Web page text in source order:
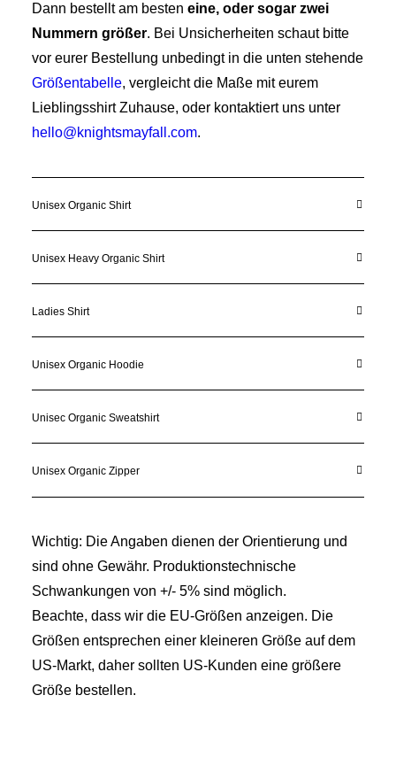
Dann bestellt am besten eine, oder sogar zwei
Nummern größer. Bei Unsicherheiten schaut bitte
vor eurer Bestellung unbedingt in die unten stehende
Größentabelle, vergleicht die Maße mit eurem
Lieblingsshirt Zuhause, oder kontaktiert uns unter
hello@knightsmayfall.com.
Unisex Organic Shirt
Unisex Heavy Organic Shirt
Ladies Shirt
Unisex Organic Hoodie
Unisec Organic Sweatshirt
Unisex Organic Zipper
Wichtig: Die Angaben dienen der Orientierung und
sind ohne Gewähr. Produktionstechnische
Schwankungen von +/- 5% sind möglich.
Beachte, dass wir die EU-Größen anzeigen. Die
Größen entsprechen einer kleineren Größe auf dem
US-Markt, daher sollten US-Kunden eine größere
Größe bestellen.